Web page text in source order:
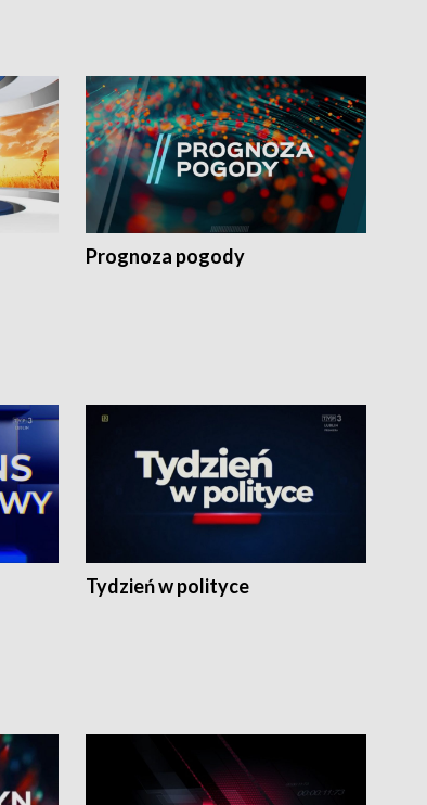
Prognoza pogody
Tydzień w polityce